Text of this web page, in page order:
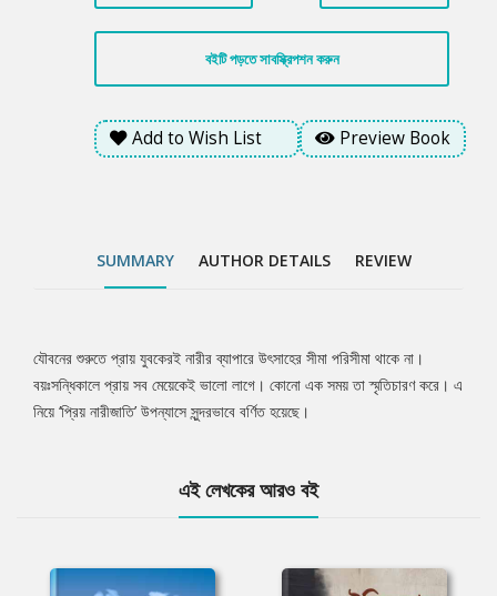
বইটি পড়তে সাবস্ক্রিপশন করুন
Add to Wish List Preview Book
SUMMARY AUTHOR DETAILS REVIEW
Tab
Article
যৌবনের শুরুতে প্রায় যুবকেরই নারীর ব্যাপারে উৎসাহের সীমা পরিসীমা থাকে না।
বয়ঃসন্ধিকালে প্রায় সব মেয়েকেই ভালো লাগে। কোনো এক সময় তা স্মৃতিচারণ করে। এ
নিয়ে ‘প্রিয় নারীজাতি’ উপন্যাসে সুন্দরভাবে বর্ণিত হয়েছে।
এই লেখকের আরও বই